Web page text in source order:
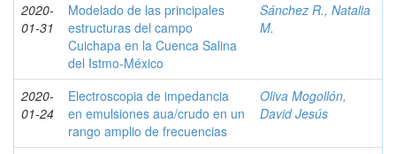
2020-
01-31
Modelado de las principales
estructuras del campo
Cuichapa en la Cuenca Salina
del Istmo-México
Sánchez R., Natalia
M.
2020-
01-24
Electroscopia de impedancia
en emulsiones aua/crudo en un
rango amplio de frecuencias
Oliva Mogollón,
David Jesús